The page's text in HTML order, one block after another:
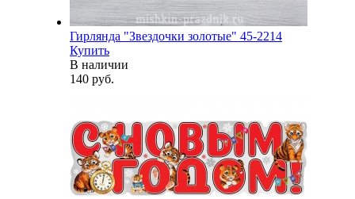
Гирлянда "Звездочки золотые" 45-2214
Купить
В наличии
140 руб.